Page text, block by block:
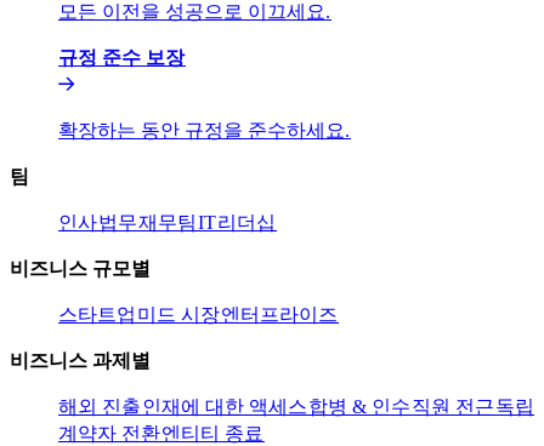
모든 이전을 성공으로 이끄세요.​​
규정 준수 보장​​
확장하는 동안 규정을 준수하세요.​​
팀​​
인사​​법무​​재무팀​​IT​​리더십​​
비즈니스 규모별​​
스타트업​​ 미드 시장​​엔터프라이즈​​
비즈니스 과제별​​
해외 진출​​인재에 대한 액세스​​합병 & 인수​​직원 전근​​독립
계약자 전환​​엔티티 종료​​